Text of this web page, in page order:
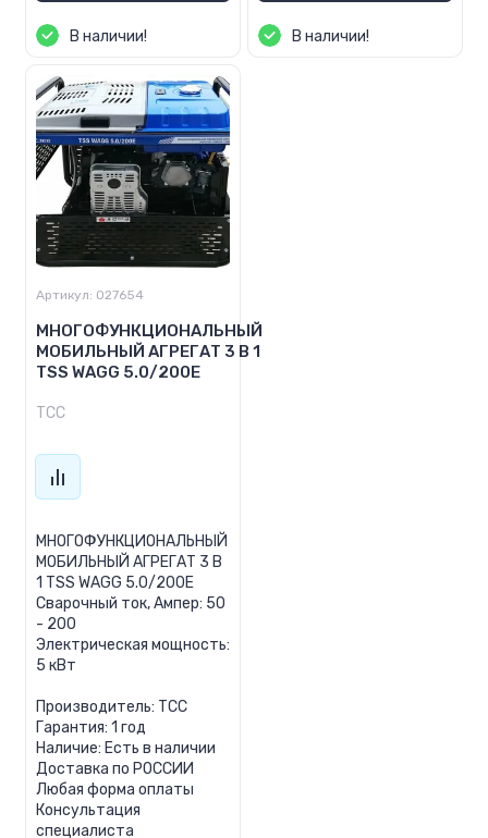
В наличии! В наличии!
Артикул: 027654
МНОГОФУНКЦИОНАЛЬНЫЙ
МОБИЛЬНЫЙ АГРЕГАТ 3 В 1
TSS WAGG 5.0/200E
ТСС
МНОГОФУНКЦИОНАЛЬНЫЙ
МОБИЛЬНЫЙ АГРЕГАТ 3 В
1 TSS WAGG 5.0/200E
Сварочный ток, Ампер: 50
- 200
Электрическая мощность:
5 кВт
Производитель: ТСС
Гарантия: 1 год
Наличие: Есть в наличии
Доставка по РОССИИ
Любая форма оплаты
Консультация
специалиста